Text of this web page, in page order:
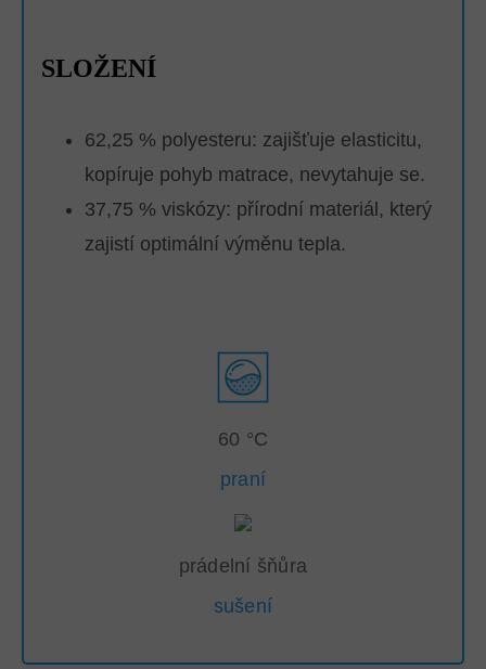
SLOŽENÍ
62,25 % polyesteru: zajišťuje elasticitu,
kopíruje pohyb matrace, nevytahuje se.
37,75 % viskózy: přírodní materiál, který
zajistí optimální výměnu tepla.
60 °C
praní
prádelní šňůra
sušení